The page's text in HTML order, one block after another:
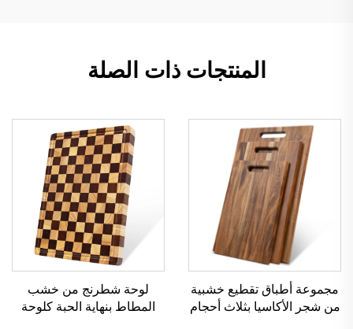
المنتجات ذات الصلة
مجموعة أطباق تقطيع خشبية
من شجر الأكاسيا بثلاث أحجام
لوحة شطرنج من خشب
المطاط بنهاية الحبة كلوحة